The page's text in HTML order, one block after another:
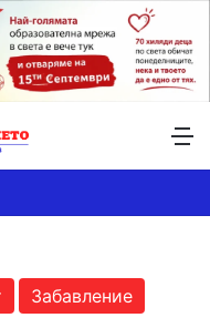
Забавление